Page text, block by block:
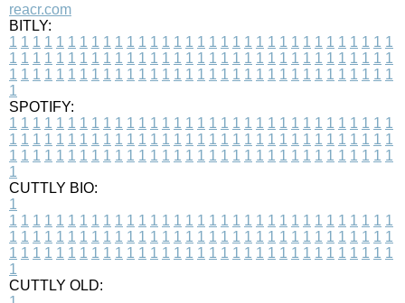
reacr.com
BITLY:
1 1 1 1 1 1 1 1 1 1 1 1 1 1 1 1 1 1 1 1 1 1 1 1 1 1 1 1 1 1 1 1 1
1 1 1 1 1 1 1 1 1 1 1 1 1 1 1 1 1 1 1 1 1 1 1 1 1 1 1 1 1 1 1 1 1
1 1 1 1 1 1 1 1 1 1 1 1 1 1 1 1 1 1 1 1 1 1 1 1 1 1 1 1 1 1 1 1 1
1
SPOTIFY:
1 1 1 1 1 1 1 1 1 1 1 1 1 1 1 1 1 1 1 1 1 1 1 1 1 1 1 1 1 1 1 1 1
1 1 1 1 1 1 1 1 1 1 1 1 1 1 1 1 1 1 1 1 1 1 1 1 1 1 1 1 1 1 1 1 1
1 1 1 1 1 1 1 1 1 1 1 1 1 1 1 1 1 1 1 1 1 1 1 1 1 1 1 1 1 1 1 1 1
1
CUTTLY BIO:
1
1 1 1 1 1 1 1 1 1 1 1 1 1 1 1 1 1 1 1 1 1 1 1 1 1 1 1 1 1 1 1 1 1
1 1 1 1 1 1 1 1 1 1 1 1 1 1 1 1 1 1 1 1 1 1 1 1 1 1 1 1 1 1 1 1 1
1 1 1 1 1 1 1 1 1 1 1 1 1 1 1 1 1 1 1 1 1 1 1 1 1 1 1 1 1 1 1 1 1
1
CUTTLY OLD: